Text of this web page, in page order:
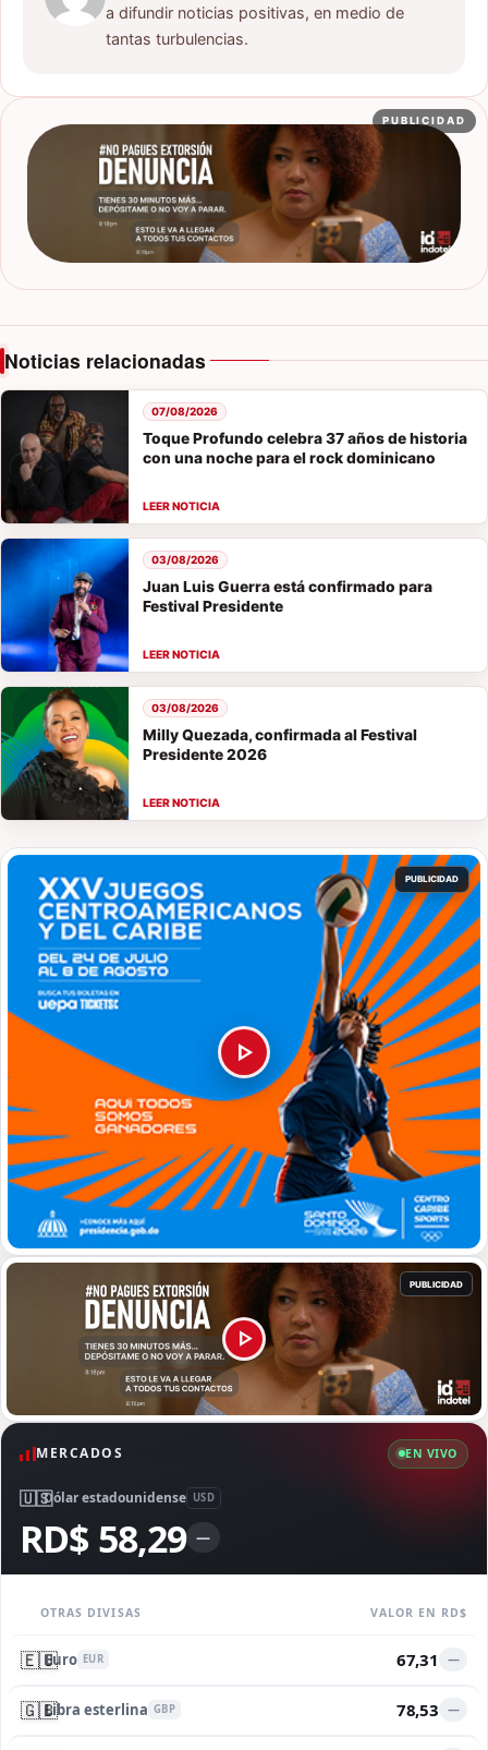
a difundir noticias positivas, en medio de
tantas turbulencias.
PUBLICIDAD
Noticias relacionadas
Toque Profundo celebra 37 años de historia
con una noche para el rock dominicano
07/08/2026
Juan Luis Guerra está confirmado para
Festival Presidente
03/08/2026
Milly Quezada, confirmada al Festival
Presidente 2026
03/08/2026
MERCADOS EN VIVO
🇺🇸Dólar estadounidense USD
RD$ 58,29 —
OTRAS DIVISAS VALOR EN RD$
🇪🇺Euro EUR 67,31 —
🇬🇧Libra esterlina GBP 78,53 —